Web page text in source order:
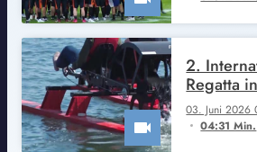
03. Juni 2026
04:31 Min.
2.
Regatta